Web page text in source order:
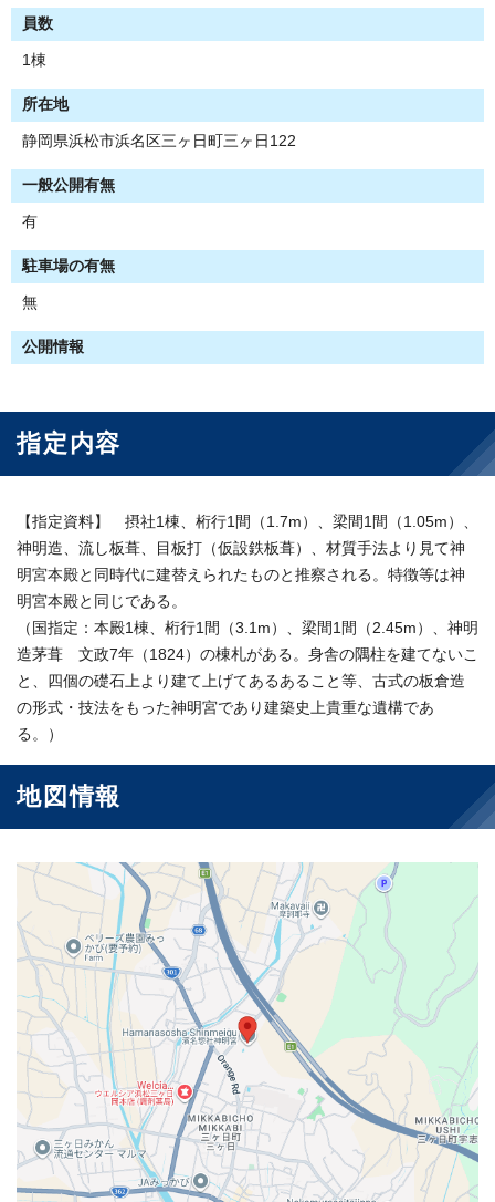
員数
1棟
所在地
静岡県浜松市浜名区三ヶ日町三ヶ日122
一般公開有無
有
駐車場の有無
無
公開情報
指定内容
【指定資料】 摂社1棟、桁行1間（1.7m）、梁間1間（1.05m）、
神明造、流し板葺、目板打（仮設鉄板葺）、材質手法より見て神
明宮本殿と同時代に建替えられたものと推察される。特徴等は神
明宮本殿と同じである。
（国指定：本殿1棟、桁行1間（3.1m）、梁間1間（2.45m）、神明
造茅葺 文政7年（1824）の棟札がある。身舎の隅柱を建てないこ
と、四個の礎石上より建て上げてあるあること等、古式の板倉造
の形式・技法をもった神明宮であり建築史上貴重な遺構であ
る。）
地図情報